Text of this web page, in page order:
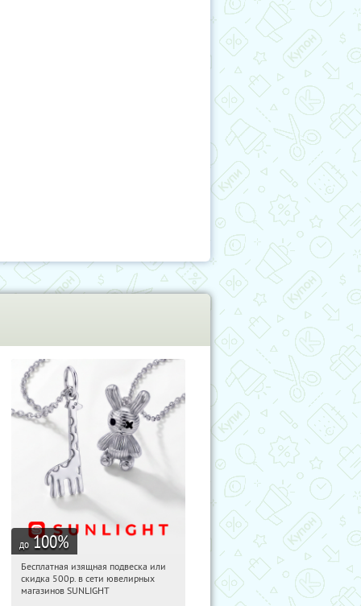
до 100%
20:38:30 Получили:
Россия
Бесплатная изящная подвеска или
скидка 500р. в сети ювелирных
магазинов SUNLIGHT